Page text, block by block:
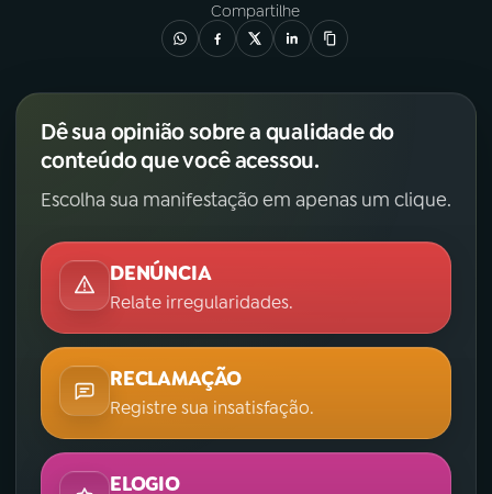
Compartilhe
Dê sua opinião sobre a qualidade do
conteúdo que você acessou.
Escolha sua manifestação em apenas um clique.
DENÚNCIA
Relate irregularidades.
RECLAMAÇÃO
Registre sua insatisfação.
ELOGIO